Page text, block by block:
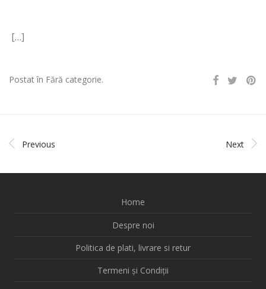
[…]
Postat în Fără categorie.
Previous Next
Home
Despre noi
Politica de plati, livrare si retur
Termeni și Condiții